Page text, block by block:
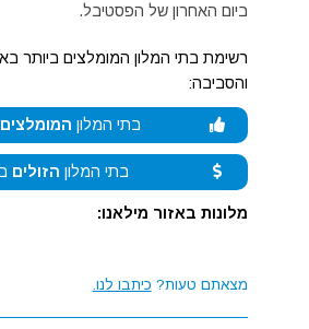
ביום האחרון של הפסטיבל.
רשימת בתי המלון המומלצים ביותר
והסביבה:
בתי המלון המומלצים
בתי המלון הזולים
מלונות באזור מילאנו:
מצאתם טעות? כיתבו לנו.